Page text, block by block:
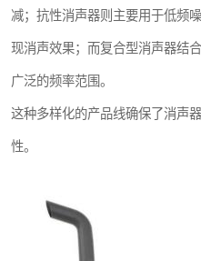
减；抗性消声器则主要用于低频
现消声效果；而复合型消声器结
广泛的频率范围。
这种多样化的产品线确保了消声
性。